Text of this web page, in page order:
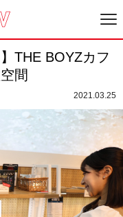
THE BOYZカフ
間
2021.03.25